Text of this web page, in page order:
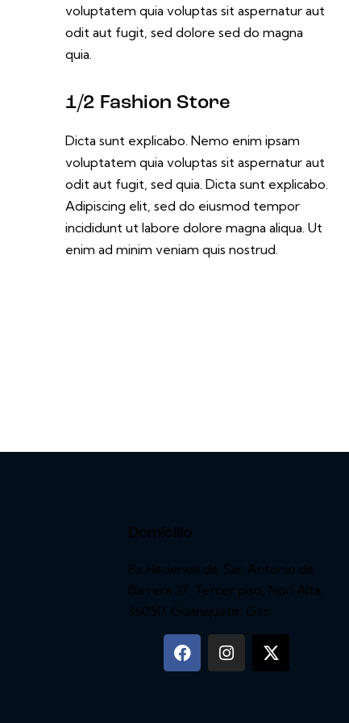
voluptatem quia voluptas sit aspernatur aut
odit aut fugit, sed dolore sed do magna
quia.
1/2 Fashion Store
Dicta sunt explicabo. Nemo enim ipsam
voluptatem quia voluptas sit aspernatur aut
odit aut fugit, sed quia. Dicta sunt explicabo.
Adipiscing elit, sed do eiusmod tempor
incididunt ut labore dolore magna aliqua. Ut
enim ad minim veniam quis nostrud.
Domicilio
Ex Hacienda de San Antonio de
Barrera 37. Tercer piso, Nori Alta,
36050, Guanajuato, Gto.